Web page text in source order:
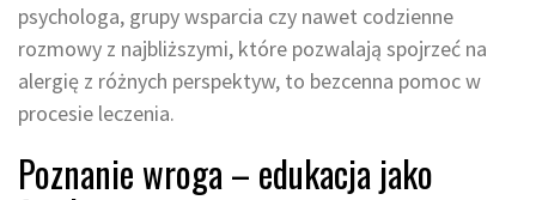
psychologa, grupy wsparcia czy nawet codzienne
rozmowy z najbliższymi, które pozwalają spojrzeć na
alergię z różnych perspektyw, to bezcenna pomoc w
procesie leczenia.
Poznanie wroga – edukacja jako